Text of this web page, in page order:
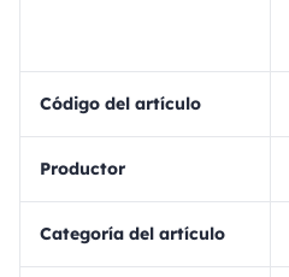
Código del artículo
Productor
Categoría del artículo